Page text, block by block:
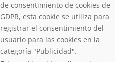
de consentimiento de cookies de
GDPR, esta cookie se utiliza para
registrar el consentimiento del
usuario para las cookies en la
categoría "Publicidad".